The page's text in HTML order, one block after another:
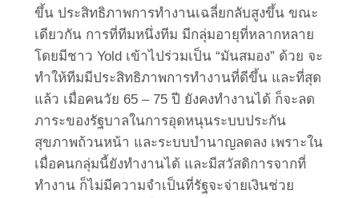
ขึ้น ประสิทธิภาพการทำงานเฉลี่ยกลับสูงขึ้น ขณะ
เดียวกัน การที่ทีมหนึ่งทีม มีกลุ่มอายุที่หลากหลาย
โดยมีชาว Yold เข้าไปร่วมเป็น “มันสมอง” ด้วย จะ
ทำให้ทีมมีประสิทธิภาพการทำงานที่ดีขึ้น และที่สุด
แล้ว เมื่อคนวัย 65 – 75 ปี ยังคงทำงานได้ ก็จะลด
ภาระของรัฐบาลในการอุดหนุนระบบประกัน
สุขภาพถ้วนหน้า และระบบบำนาญลดลง เพราะใน
เมื่อคนกลุ่มนี้ยังทำงานได้ และมีสวัสดิการจากที่
ทำงาน ก็ไม่มีความจำเป็นที่รัฐจะจ่ายเงินช่วย